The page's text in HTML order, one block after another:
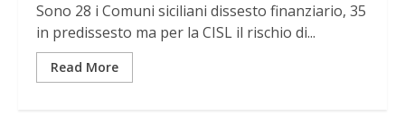
Sono 28 i Comuni siciliani dissesto finanziario, 35
in predissesto ma per la CISL il rischio di...
Read More